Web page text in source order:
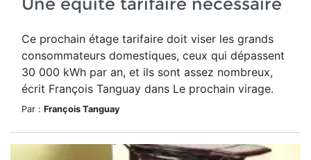
Ce prochain étage tarifaire doit viser les grands
consommateurs domestiques, ceux qui dépassent
30 000 kWh par an, et ils sont assez nombreux,
écrit François Tanguay dans Le prochain virage.
Par : François Tanguay